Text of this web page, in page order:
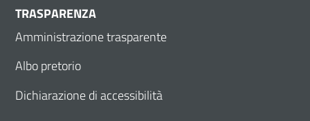
TRASPARENZA
Amministrazione trasparente
Albo pretorio
Dichiarazione di accessibilità